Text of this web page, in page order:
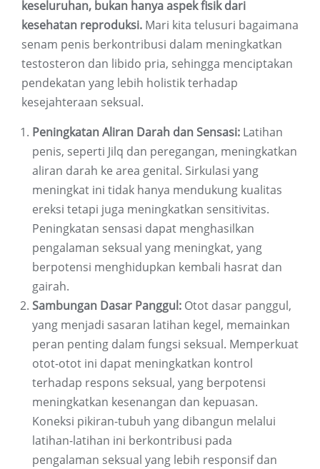
keseluruhan, bukan hanya aspek fisik dari
kesehatan reproduksi. Mari kita telusuri bagaimana
senam penis berkontribusi dalam meningkatkan
testosteron dan libido pria, sehingga menciptakan
pendekatan yang lebih holistik terhadap
kesejahteraan seksual.
Peningkatan Aliran Darah dan Sensasi: Latihan
penis, seperti Jilq dan peregangan, meningkatkan
aliran darah ke area genital. Sirkulasi yang
meningkat ini tidak hanya mendukung kualitas
ereksi tetapi juga meningkatkan sensitivitas.
Peningkatan sensasi dapat menghasilkan
pengalaman seksual yang meningkat, yang
berpotensi menghidupkan kembali hasrat dan
gairah.
Sambungan Dasar Panggul: Otot dasar panggul,
yang menjadi sasaran latihan kegel, memainkan
peran penting dalam fungsi seksual. Memperkuat
otot-otot ini dapat meningkatkan kontrol
terhadap respons seksual, yang berpotensi
meningkatkan kesenangan dan kepuasan.
Koneksi pikiran-tubuh yang dibangun melalui
latihan-latihan ini berkontribusi pada
pengalaman seksual yang lebih responsif dan